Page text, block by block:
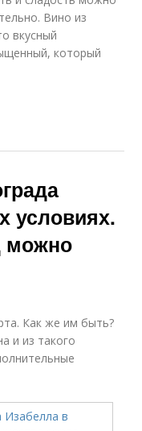
Вино из
вкусный
который
условиях.
можно
Как же им быть?
и из такого